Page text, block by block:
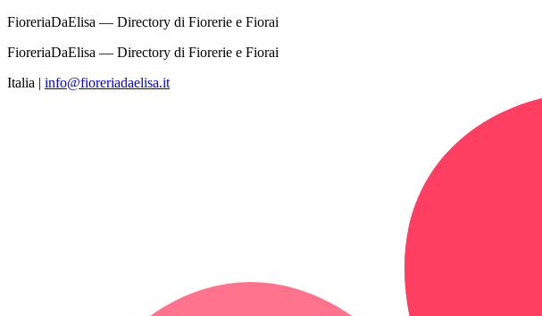
FioreriaDaElisa — Directory di Fiorerie e Fiorai
FioreriaDaElisa — Directory di Fiorerie e Fiorai
Italia | info@fioreriadaelisa.it